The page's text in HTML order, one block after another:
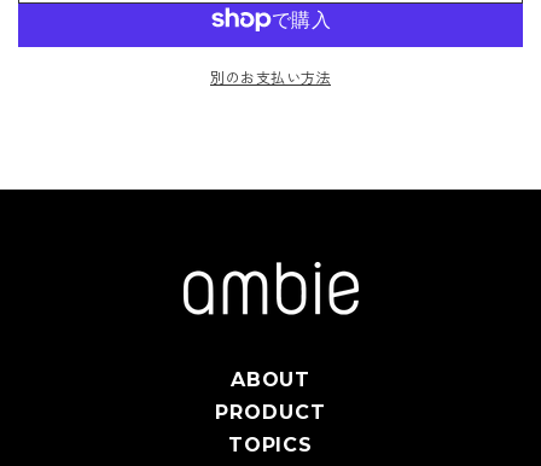
別のお支払い方法
ABOUT
PRODUCT
TOPICS